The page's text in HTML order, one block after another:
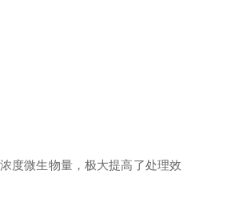
度微生物量，极大提高了处理效